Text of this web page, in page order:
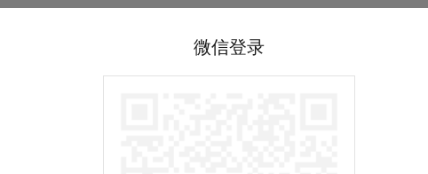
微信登录